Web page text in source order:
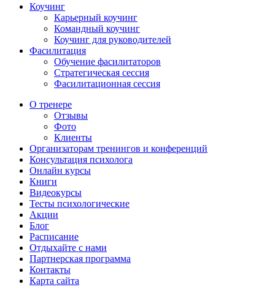
Коучинг
Карьерный коучинг
Командный коучинг
Коучинг для руководителей
Фасилитация
Обучение фасилитаторов
Стратегическая сессия
Фасилитационная сессия
О тренере
Отзывы
Фото
Клиенты
Организаторам тренингов и конференций
Консультация психолога
Онлайн курсы
Книги
Видеокурсы
Тесты психологические
Акции
Блог
Расписание
Отдыхайте с нами
Партнерская программа
Контакты
Карта сайта